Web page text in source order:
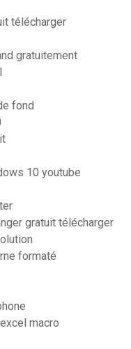
télécharger
gratuitement
fond
10 youtube
gratuit télécharger
formaté
macro